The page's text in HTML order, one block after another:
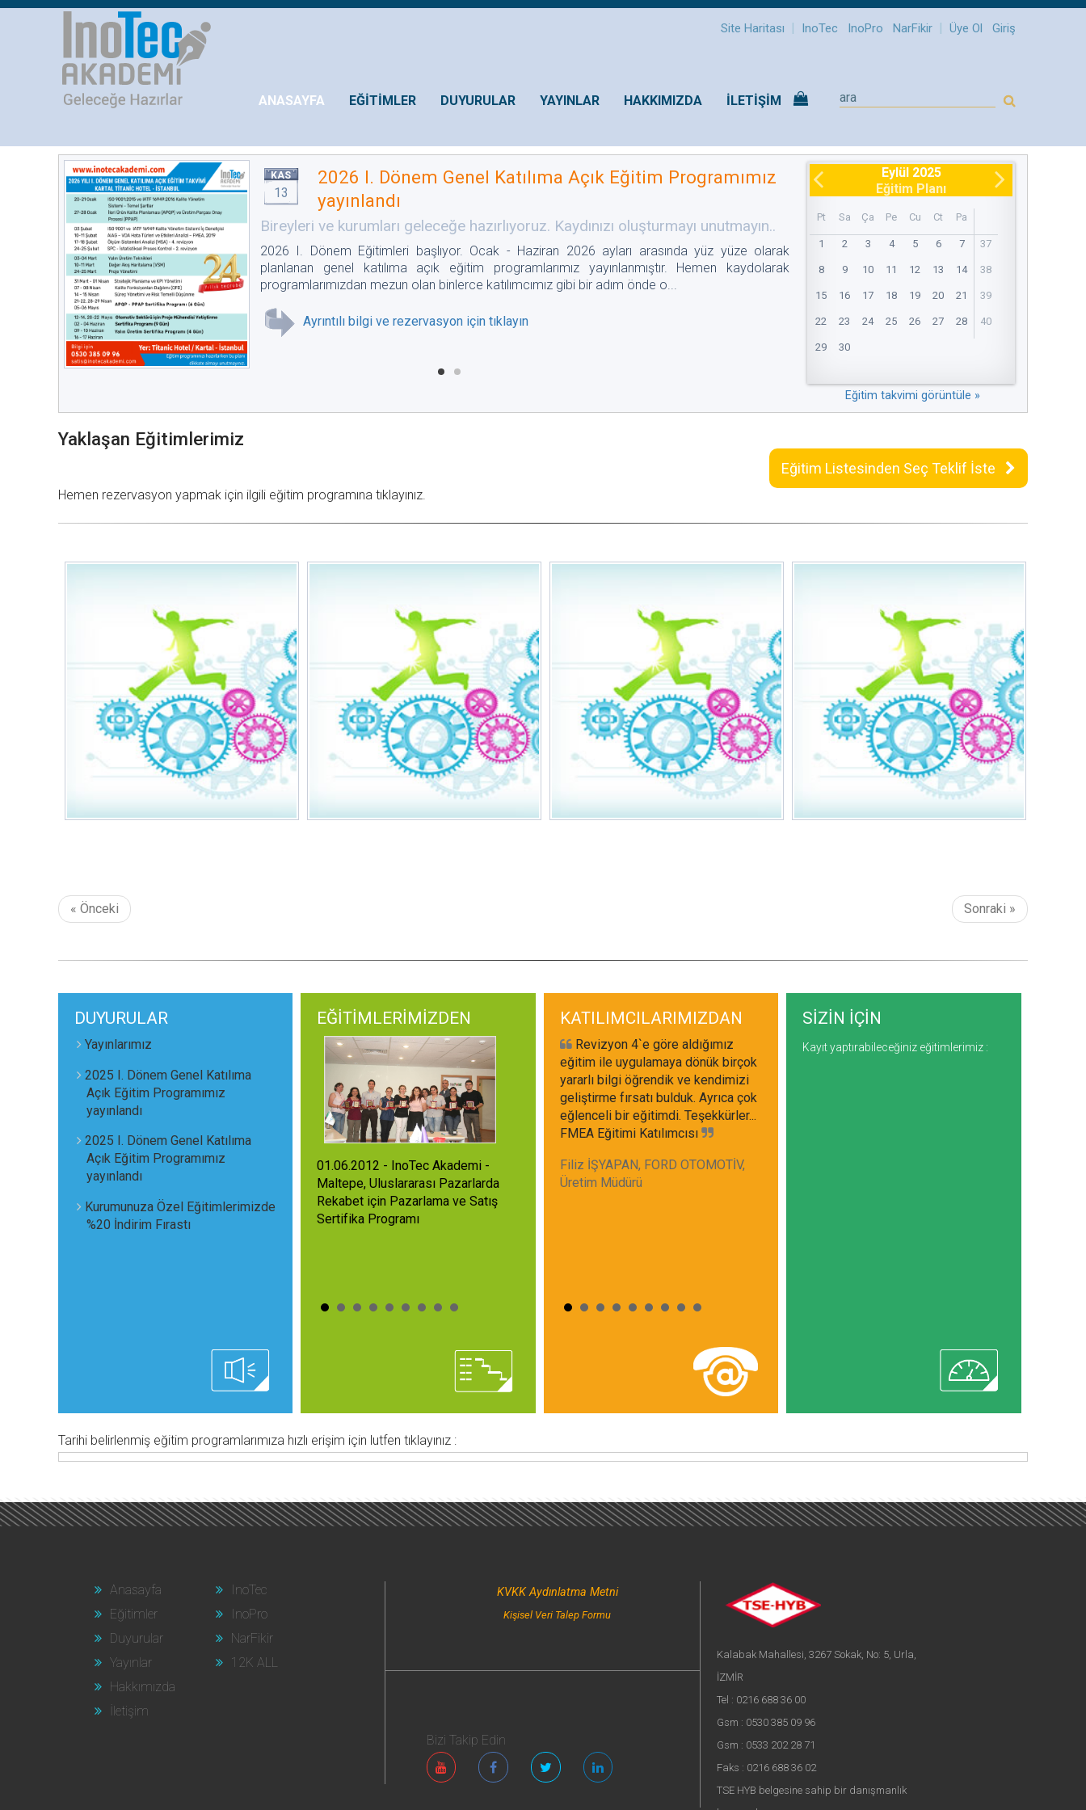
Site Haritası | InoTec InoPro NarFikir | Üye Ol Giriş
ANASAYFA EĞİTİMLER DUYURULAR YAYINLAR HAKKIMIZDA İLETİŞİM
KAS
13
2026 I. Dönem Genel Katılıma Açık Eğitim Programımız
yayınlandı
Bireyleri ve kurumları geleceğe hazırlıyoruz. Kaydınızı oluşturmayı unutmayın..
2026 I. Dönem Eğitimleri başlıyor. Ocak - Haziran 2026 ayları arasında yüz yüze olarak
planlanan genel katılıma açık eğitim programlarımız yayınlanmıştır. Hemen kaydolarak
programlarımızdan mezun olan binlerce katılımcımız gibi bir adım önde o...
Ayrıntılı bilgi ve rezervasyon için tıklayın
Eylül 2025
Eğitim Planı
Pt Sa Ça Pe Cu Ct Pa
1 2 3 4 5 6 7 37
8 9 10 11 12 13 14 38
15 16 17 18 19 20 21 39
22 23 24 25 26 27 28 40
29 30
Eğitim takvimi görüntüle »
Yaklaşan Eğitimlerimiz
Eğitim Listesinden Seç Teklif İste
Hemen rezervasyon yapmak için ilgili eğitim programına tıklayınız.
« Önceki Sonraki »
DUYURULAR
Yayınlarımız
2025 I. Dönem Genel Katılıma
Açık Eğitim Programımız
yayınlandı
2025 I. Dönem Genel Katılıma
Açık Eğitim Programımız
yayınlandı
Kurumunuza Özel Eğitimlerimizde
%20 İndirim Fırastı
EĞİTİMLERİMİZDEN
01.06.2012 - InoTec Akademi -
Maltepe, Uluslararası Pazarlarda
Rekabet için Pazarlama ve Satış
Sertifika Programı
KATILIMCILARIMIZDAN
Revizyon 4`e göre aldığımız
eğitim ile uygulamaya dönük birçok
yararlı bilgi öğrendik ve kendimizi
geliştirme fırsatı bulduk. Ayrıca çok
eğlenceli bir eğitimdi. Teşekkürler...
FMEA Eğitimi Katılımcısı
Filiz İŞYAPAN, FORD OTOMOTİV,
Üretim Müdürü
SİZİN İÇİN
Kayıt yaptırabileceğiniz eğitimlerimiz :
Tarihi belirlenmiş eğitim programlarımıza hızlı erişim için lutfen tıklayınız :
Anasayfa
Eğitimler
Duyurular
Yayınlar
Hakkımızda
İletişim
InoTec
InoPro
NarFikir
12K ALL
KVKK Aydınlatma Metni
Kişisel Veri Talep Formu
Bizi Takip Edin
Kalabak Mahallesi, 3267 Sokak, No: 5, Urla,
İZMİR
Tel : 0216 688 36 00
Gsm : 0530 385 09 96
Gsm : 0533 202 28 71
Faks : 0216 688 36 02
TSE HYB belgesine sahip bir danışmanlık